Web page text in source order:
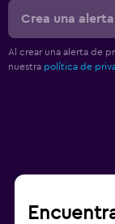
Crea una
Al crear una alerta de
nuestra política de